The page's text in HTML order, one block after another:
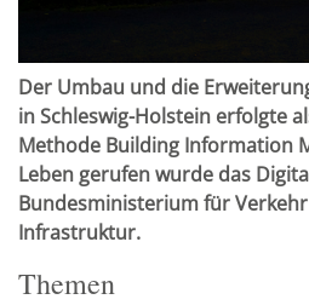
Der Umbau und die
in Schleswig-Holstein erfolgte
Methode Building Information
Leben gerufen wurde das
Bundesministerium für
Infrastruktur.
Themen